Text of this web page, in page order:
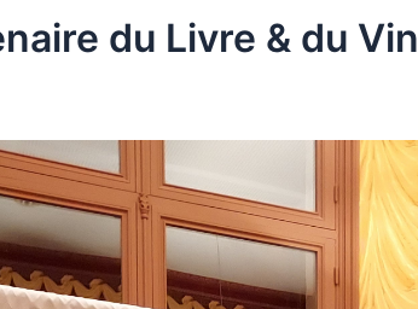
du Livre & du Vin